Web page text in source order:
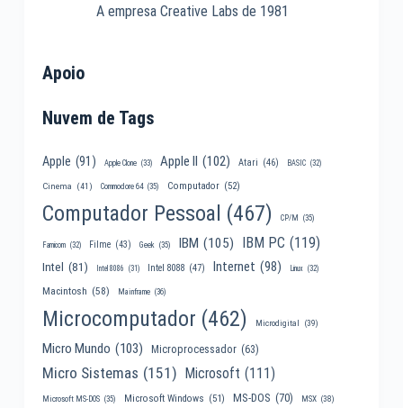
A empresa Creative Labs de 1981
Apoio
Nuvem de Tags
Apple (91) Apple Clone (33) Apple II (102) Atari (46) BASIC (32)
Cinema (41) Commodore 64 (35) Computador (52)
Computador Pessoal (467) CP/M (35)
Famicom (32) Filme (43) Geek (35) IBM (105) IBM PC (119)
Intel (81) Intel 8086 (31) Intel 8088 (47) Internet (98) Linux (32)
Macintosh (58) Mainframe (36)
Microcomputador (462) Microdigital (39)
Micro Mundo (103) Microprocessador (63)
Micro Sistemas (151) Microsoft (111)
Microsoft MS-DOS (35) Microsoft Windows (51) MS-DOS (70) MSX (38)